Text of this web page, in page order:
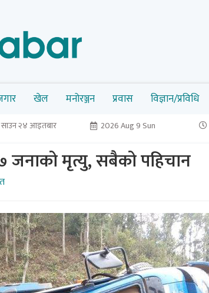
खेल मनोरञ्जन प्रवास विज्ञान/प्रविधि
२४ आइतबार 2026 Aug 9 Sun
जनाको मृत्यु, सबैको पहिचान